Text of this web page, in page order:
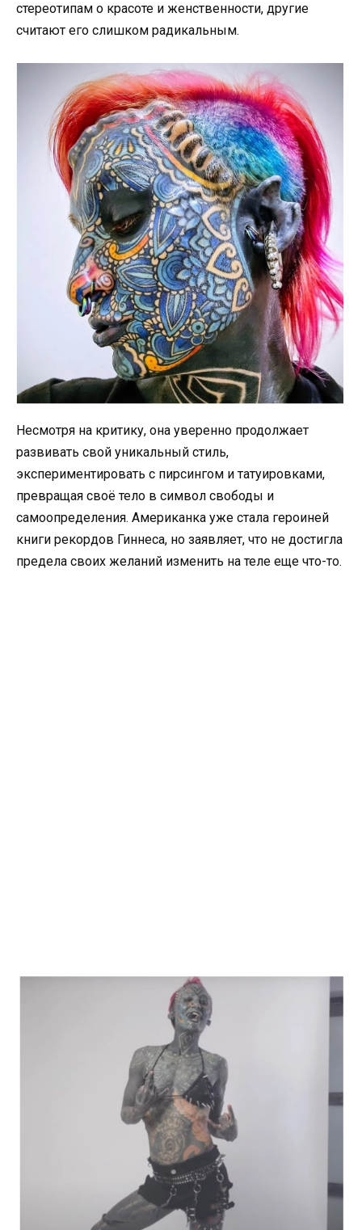
стереотипам о красоте и женственности, другие
считают его слишком радикальным.
Несмотря на критику, она уверенно продолжает
развивать свой уникальный стиль,
экспериментировать с пирсингом и татуировками,
превращая своё тело в символ свободы и
самоопределения. Американка уже стала героиней
книги рекордов Гиннеса, но заявляет, что не достигла
предела своих желаний изменить на теле еще что-то.